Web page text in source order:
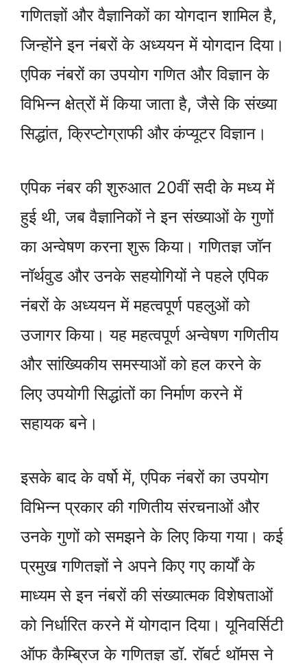
गणितज्ञों और वैज्ञानिकों का योगदान शामिल है,
जिन्होंने इन नंबरों के अध्ययन में योगदान दिया।
एपिक नंबरों का उपयोग गणित और विज्ञान के
विभिन्न क्षेत्रों में किया जाता है, जैसे कि संख्या
सिद्धांत, क्रिप्टोग्राफी और कंप्यूटर विज्ञान।
एपिक नंबर की शुरुआत 20वीं सदी के मध्य में
हुई थी, जब वैज्ञानिकों ने इन संख्याओं के गुणों
का अन्वेषण करना शुरू किया। गणितज्ञ जॉन
नॉर्थवुड और उनके सहयोगियों ने पहले एपिक
नंबरों के अध्ययन में महत्वपूर्ण पहलुओं को
उजागर किया। यह महत्वपूर्ण अन्वेषण गणितीय
और सांख्यिकीय समस्याओं को हल करने के
लिए उपयोगी सिद्धांतों का निर्माण करने में
सहायक बने।
इसके बाद के वर्षो में, एपिक नंबरों का उपयोग
विभिन्न प्रकार की गणितीय संरचनाओं और
उनके गुणों को समझने के लिए किया गया। कई
प्रमुख गणितज्ञों ने अपने किए गए कार्यों के
माध्यम से इन नंबरों की संख्यात्मक विशेषताओं
को निर्धारित करने में योगदान दिया। यूनिवर्सिटी
ऑफ कैम्ब्रिज के गणितज्ञ डॉ. रॉबर्ट थॉमस ने